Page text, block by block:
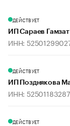
ДЕЙСТВУЕТ
ИП Сараев
ИНН:
ДЕЙСТВУЕТ
ИП Позднякова
ИНН:
ДЕЙСТВУЕТ